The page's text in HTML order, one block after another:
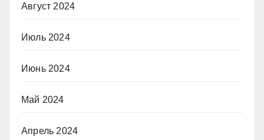
Август 2024
Июль 2024
Июнь 2024
Май 2024
Апрель 2024